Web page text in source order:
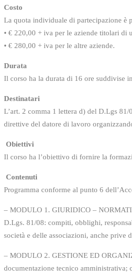
Costo
La quota individuale di partecipazione è
• € 220,00 + iva per le aziende titolari di
• € 280,00 + iva per le altre aziende.
Durata
Il corso ha la durata di 16 ore suddivise
Destinatari
L’art. 2 comma 1 lettera d) del D.Lgs
direttive del datore di lavoro
Obiettivi
Il corso ha l’obiettivo di fornire la
Contenuti
Programma conforme al punto 6
– MODULO 1. GIURIDICO –
D.Lgs. 81/08: compiti, obblighi,
società e delle associazioni, anche
– MODULO 2. GESTIONE ED
documentazione tecnico amministrativa;